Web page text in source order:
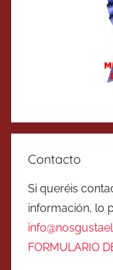
Contacto
Si queréis
información, lo
FORMULARIO